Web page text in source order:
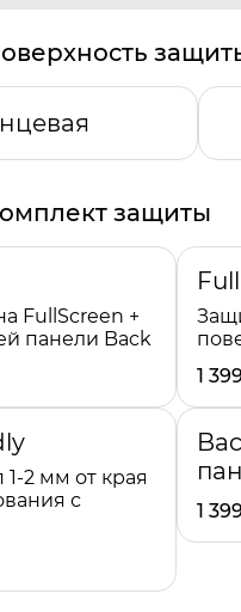
защиты
FullScreen +
панели Back
1 399
1-2 мм от края
с
1 399